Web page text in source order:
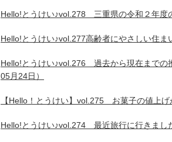
Hello!とうけい♪vol.278 三重県の令和２年度
Hello!とうけい♪vol.277高齢者にやさしい住
Hello!とうけい♪vol.276 過去から現在までの
05月24日）
【Hello！とうけい】vol.275 お菓子の値上げ
Hello!とうけい♪vol.274 最近旅行に行きまし